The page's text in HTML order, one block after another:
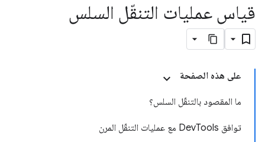
قياس عمليات التنقّل السلس
على هذه الصفحة
ما المقصود بالتنقّل السلس؟
توافق DevTools مع عمليات التنقّل المرن